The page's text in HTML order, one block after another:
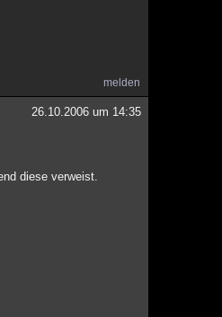
melden
26.10.2006 um 14:35
diese verweist.